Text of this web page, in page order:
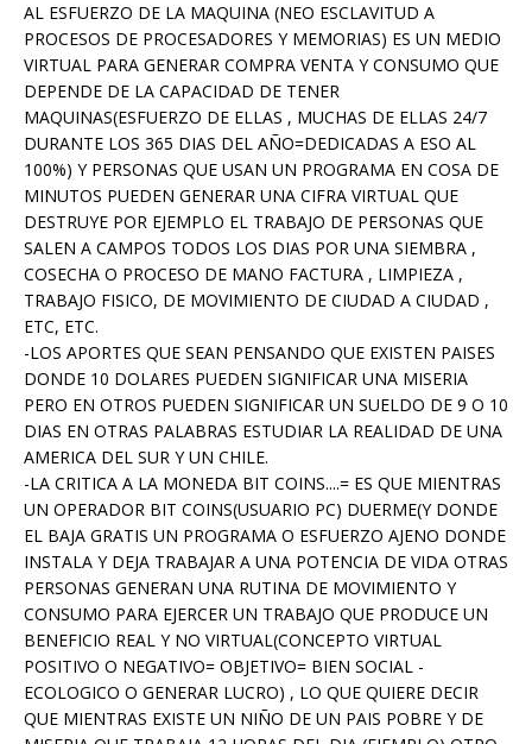
AL ESFUERZO DE LA MAQUINA (NEO ESCLAVITUD A
PROCESOS DE PROCESADORES Y MEMORIAS) ES UN MEDIO
VIRTUAL PARA GENERAR COMPRA VENTA Y CONSUMO QUE
DEPENDE DE LA CAPACIDAD DE TENER
MAQUINAS(ESFUERZO DE ELLAS , MUCHAS DE ELLAS 24/7
DURANTE LOS 365 DIAS DEL AÑO=DEDICADAS A ESO AL
100%) Y PERSONAS QUE USAN UN PROGRAMA EN COSA DE
MINUTOS PUEDEN GENERAR UNA CIFRA VIRTUAL QUE
DESTRUYE POR EJEMPLO EL TRABAJO DE PERSONAS QUE
SALEN A CAMPOS TODOS LOS DIAS POR UNA SIEMBRA ,
COSECHA O PROCESO DE MANO FACTURA , LIMPIEZA ,
TRABAJO FISICO, DE MOVIMIENTO DE CIUDAD A CIUDAD ,
ETC, ETC.
-LOS APORTES QUE SEAN PENSANDO QUE EXISTEN PAISES
DONDE 10 DOLARES PUEDEN SIGNIFICAR UNA MISERIA
PERO EN OTROS PUEDEN SIGNIFICAR UN SUELDO DE 9 O 10
DIAS EN OTRAS PALABRAS ESTUDIAR LA REALIDAD DE UNA
AMERICA DEL SUR Y UN CHILE.
-LA CRITICA A LA MONEDA BIT COINS....= ES QUE MIENTRAS
UN OPERADOR BIT COINS(USUARIO PC) DUERME(Y DONDE
EL BAJA GRATIS UN PROGRAMA O ESFUERZO AJENO DONDE
INSTALA Y DEJA TRABAJAR A UNA POTENCIA DE VIDA OTRAS
PERSONAS GENERAN UNA RUTINA DE MOVIMIENTO Y
CONSUMO PARA EJERCER UN TRABAJO QUE PRODUCE UN
BENEFICIO REAL Y NO VIRTUAL(CONCEPTO VIRTUAL
POSITIVO O NEGATIVO= OBJETIVO= BIEN SOCIAL -
ECOLOGICO O GENERAR LUCRO) , LO QUE QUIERE DECIR
QUE MIENTRAS EXISTE UN NIÑO DE UN PAIS POBRE Y DE